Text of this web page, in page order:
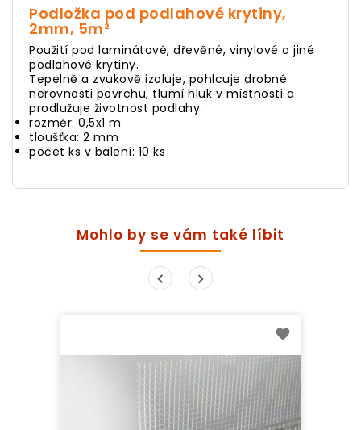
Podložka pod podlahové krytiny,
2mm, 5m²
Použití pod laminátové, dřevěné, vinylové a jiné
podlahové krytiny.
Tepelně a zvukově izoluje, pohlcuje drobné
nerovnosti povrchu, tlumí hluk v místnosti a
prodlužuje životnost podlahy.
rozměr: 0,5x1 m
tloušťka: 2 mm
počet ks v balení: 10 ks
Mohlo by se vám také líbit